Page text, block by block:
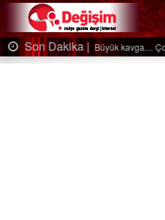
Son Dakika |Ağaçtan düştü…